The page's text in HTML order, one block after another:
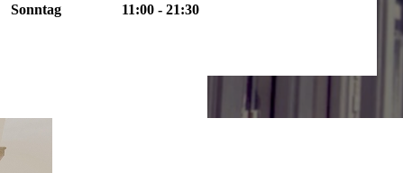
Sonntag
11:00 - 21:30